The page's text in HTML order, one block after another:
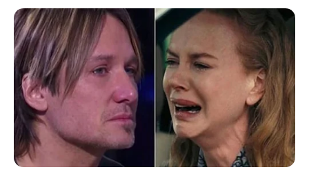
Mindenki ugyanarra kíváncsi: mi az igazság? És
mikor derül ki végre minden?
Egy dolog biztos: ez a történet még korántsem ért
véget.